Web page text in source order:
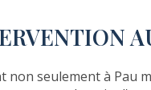
seulement à Pau